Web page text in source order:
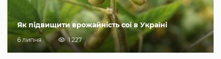
Як підвищити врожайність сої в Україні
6 липня 1 227